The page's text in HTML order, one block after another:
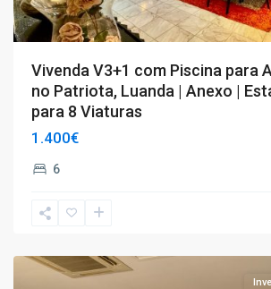
Vivenda V3+1 com Piscina para
no Patriota, Luanda | Anexo |
para 8 Viaturas
1.400€
6